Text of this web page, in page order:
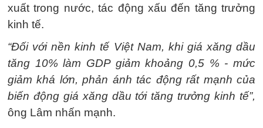
xuất trong nước, tác động xấu đến tăng trưởng
kinh tế.
“Đối với nền kinh tế Việt Nam, khi giá xăng dầu
tăng 10% làm GDP giảm khoảng 0,5 % - mức
giảm khá lớn, phản ánh tác động rất mạnh của
biến động giá xăng dầu tới tăng trưởng kinh tế”,
ông Lâm nhấn mạnh.